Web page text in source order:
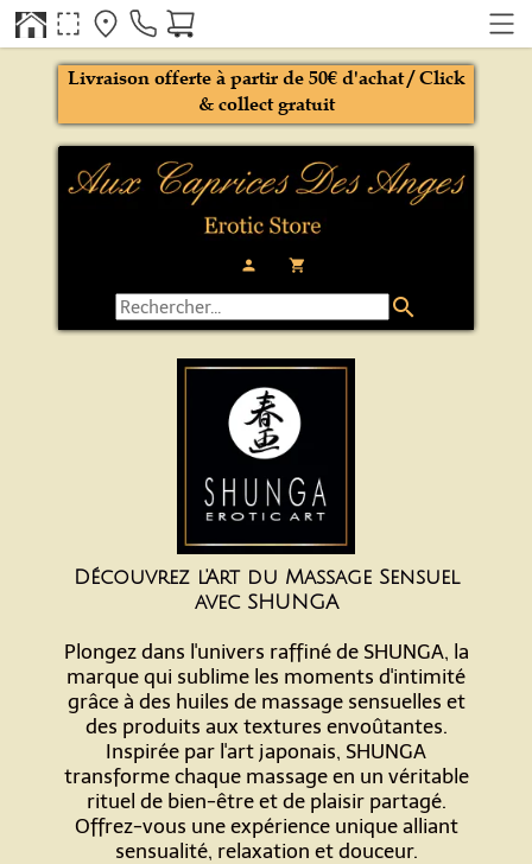
person local_grocery_store
Livraison offerte à partir de 50€ d'achat / Click
& collect gratuit
search
Découvrez l'Art du Massage Sensuel
avec SHUNGA
Plongez dans l'univers raffiné de SHUNGA, la
marque qui sublime les moments d'intimité
grâce à des huiles de massage sensuelles et
des produits aux textures envoûtantes.
Inspirée par l'art japonais, SHUNGA
transforme chaque massage en un véritable
rituel de bien-être et de plaisir partagé.
Offrez-vous une expérience unique alliant
sensualité, relaxation et douceur.